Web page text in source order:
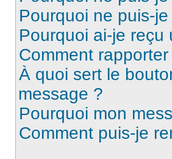
Pourquoi ne puis-
Pourquoi ai-je reçu
Comment
À quoi sert le
message ?
Pourquoi mon
Comment puis-je